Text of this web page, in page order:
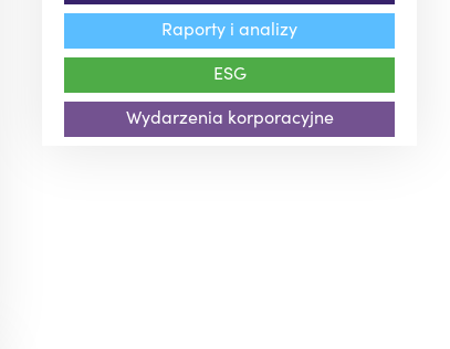
Raporty i analizy
ESG
Wydarzenia korporacyjne